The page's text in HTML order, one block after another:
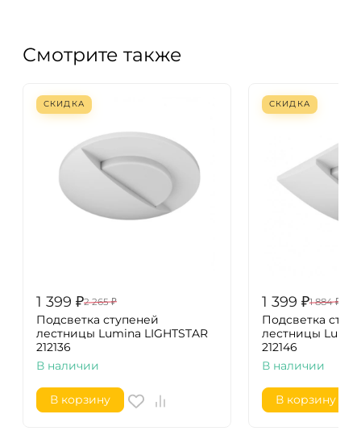
Смотрите также
СКИДКА
1 399 ₽2 265 ₽
Подсветка ступеней
лестницы Lumina LIGHTSTAR
212136
В наличии
В корзину
СКИДКА
1 399 ₽1 884 ₽
Подсветка
лестницы
212146
В наличии
В корзину